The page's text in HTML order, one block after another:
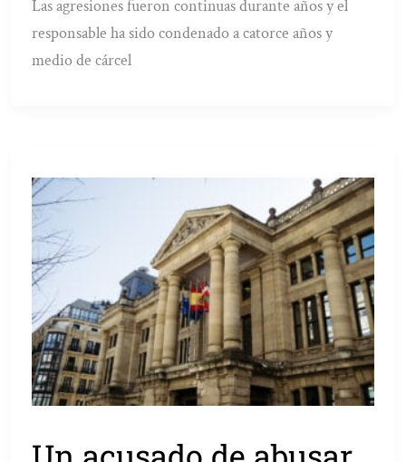
Las agresiones fueron continuas durante años y el
responsable ha sido condenado a catorce años y
medio de cárcel